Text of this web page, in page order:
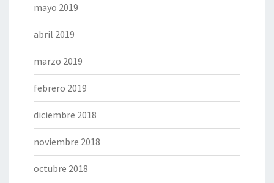
mayo 2019
abril 2019
marzo 2019
febrero 2019
diciembre 2018
noviembre 2018
octubre 2018